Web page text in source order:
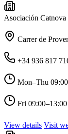
Asociación Catnova
Carrer de
+34 936 817
Mon–Thu
Fri 09:00–13:00
View details Visit